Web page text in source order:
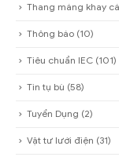
Thang máng khay
Thông báo (10)
Tiêu chuẩn IEC (101)
Tin tụ bù (58)
Tuyển Dụng (2)
Vật tư lưới điện (31)